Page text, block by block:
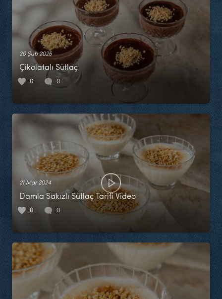
20 Şub 2026
Çikolatalı Sütlaç
0 0
21 Mar 2024
Damla Sakızlı Sütlaç Tarifi Video
0 0